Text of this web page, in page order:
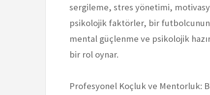
sergileme, stres yönetimi,
psikolojik faktörler, bir futbolcunun
mental güçlenme ve psikolojik
bir rol oynar.
Profesyonel Koçluk ve Mentorluk: